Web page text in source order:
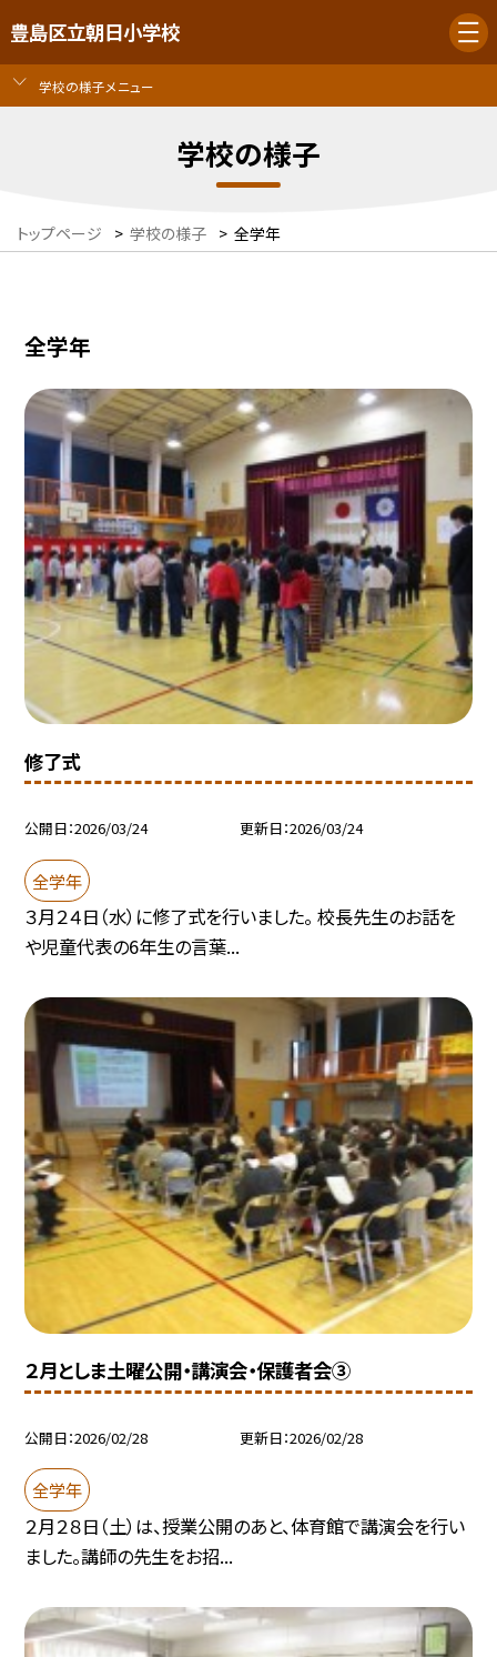
豊島区立朝日小学校
学校の様子メニュー
学校の様子
トップページ > 学校の様子 > 全学年
全学年
修了式
公開日 2026/03/24 更新日 2026/03/24
全学年
３月２４日（水）に修了式を行いました。 校長先生のお話を
や児童代表の6年生の言葉...
２月としま土曜公開・講演会・保護者会③
公開日 2026/02/28 更新日 2026/02/28
全学年
２月２８日（土）は、授業公開のあと、体育館で講演会を行い
ました。講師の先生をお招...